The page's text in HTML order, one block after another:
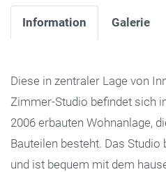
Information Galerie
Diese in zentraler Lage von
Zimmer-Studio befindet sich
2006 erbauten Wohnanlage,
Bauteilen besteht. Das
und ist bequem mit dem